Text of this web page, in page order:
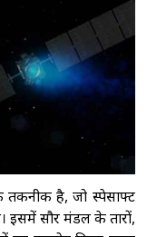
से मिली नई ताकत:
महिला आरक्षण कानून
राहुल गांधी का रिजिजू
आरक्षण विधेयक
होनी चाहिए :
परियोजनाओं के
ऐलान, रक्षा सप्लाई
है, जो स्पेसक्राफ्ट
इसमें सौर मंडल के तारों,